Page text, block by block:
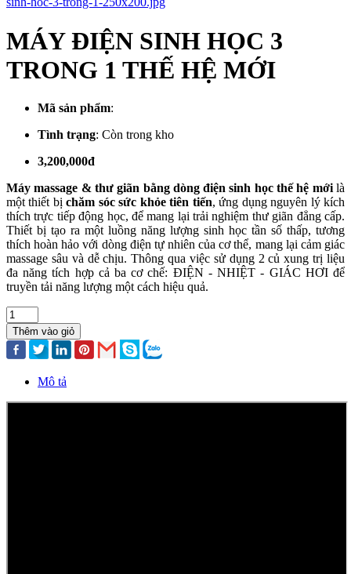
MÁY ĐIỆN SINH HỌC 3
TRONG 1 THẾ HỆ MỚI
Mã sản phẩm:
Tình trạng: Còn trong kho
3,200,000đ
Máy massage & thư giãn bằng dòng điện sinh học thế hệ mới là
một thiết bị chăm sóc sức khỏe tiên tiến, ứng dụng nguyên lý kích
thích trực tiếp động học, để mang lại trải nghiệm thư giãn đẳng cấp.
Thiết bị tạo ra một luồng năng lượng sinh học tần số thấp, tương
thích hoàn hảo với dòng điện tự nhiên của cơ thể, mang lại cảm giác
massage sâu và dễ chịu. Thông qua việc sử dụng 2 củ xung trị liệu
đa năng tích hợp cả ba cơ chế: ĐIỆN - NHIỆT - GIÁC HƠI để
truyền tải năng lượng một cách hiệu quả.
Thêm vào giỏ
Mô tả